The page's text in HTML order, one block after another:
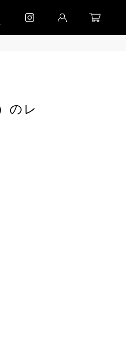
」 進捗情報│「エッグジャケット新色」
のレ